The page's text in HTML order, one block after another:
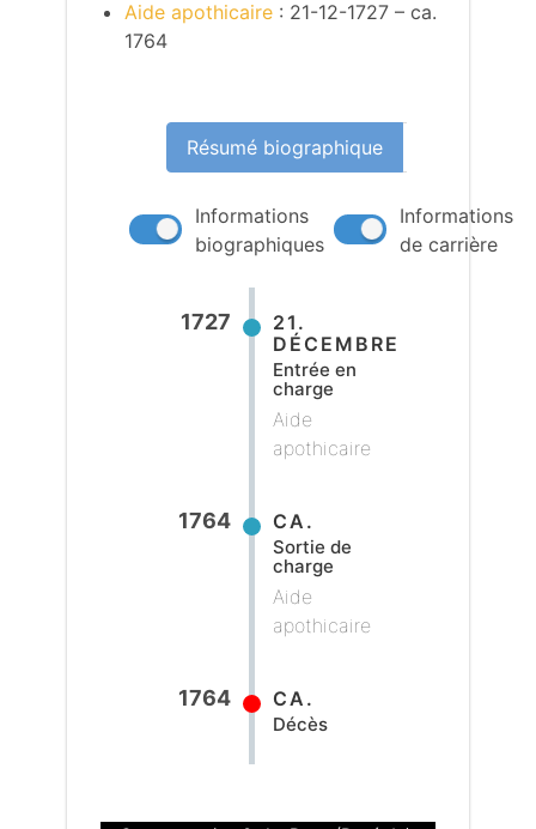
Aide apothicaire : 21-12-1727 – ca.
1764
Résumé biographique
Informations
biographiques
Informations
de carrière
1727
21.
DÉCEMBRE
Entrée en
charge
Aide
apothicaire
1764 CA.
Sortie de
charge
Aide
apothicaire
1764 CA.
Décès